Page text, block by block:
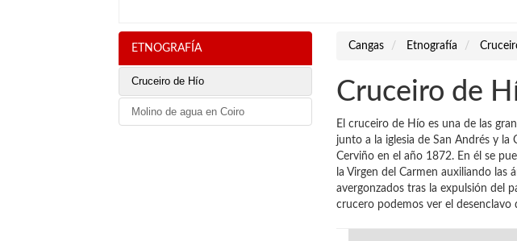
Cangas Etnografía
Cruceiro de
El cruceiro de Hío es una de las
junto a la iglesia de San Andrés y
Cerviño en el año 1872. En él se
la Virgen del Carmen auxiliando las
avergonzados tras la expulsión del
crucero podemos ver el desenclavo
ETNOGRAFÍA
Cruceiro de Hío
Molino de agua en Coiro